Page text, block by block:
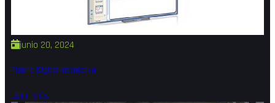
junio 20, 2024
Pizarra Digital Interactiva
Leer más